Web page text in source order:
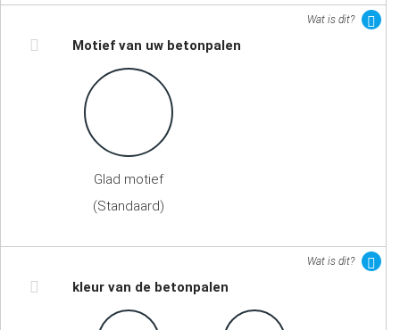
Wat is dit?
Motief van uw betonpalen
Glad motief
(Standaard)
Wat is dit?
kleur van de betonpalen